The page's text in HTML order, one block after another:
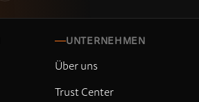
UNTERNEHMEN
Über uns
Trust Center